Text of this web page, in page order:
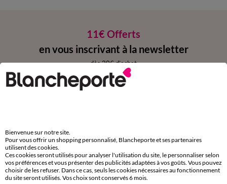
11€ Offerts
en vous inscrivant à la newsletter
dès 20€ d’achat
conditions dans votre email de confirmation
Téléchargez l’application
Bienvenue sur notre site.
Pour vous offrir un shopping personnalisé, Blancheporte et ses partenaires
utilisent des cookies.
Ces cookies seront utilisés pour analyser l'utilisation du site, le personnaliser selon
vos préférences et vous présenter des publicités adaptées à vos goûts. Vous pouvez
choisir de les refuser. Dans ce cas, seuls les cookies nécessaires au fonctionnement
du site seront utilisés. Vos choix sont conservés 6 mois.